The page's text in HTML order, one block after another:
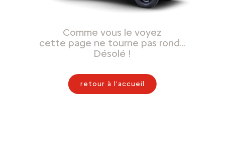
Comme vous le voyez
cette page ne tourne pas rond…
Désolé !
retour à l'accueil